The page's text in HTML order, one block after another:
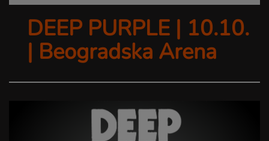
DEEP PURPLE | 10.10.
| Beogradska Arena